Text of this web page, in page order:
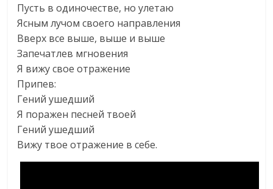
Пусть в одиночестве, но улетаю
Ясным лучом своего направления
Вверх все выше, выше и выше
Запечатлев мгновения
Я вижу свое отражение
Припев:
Гений ушедший
Я поражен песней твоей
Гений ушедший
Вижу твое отражение в себе.